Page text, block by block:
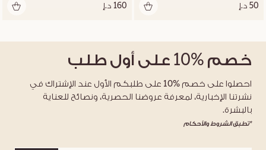
50 د.إ 160 د.إ
خصم %10 على أول طلب
احصلوا على خصم %10 على طلبكم الأول عند الإشتراك في
نشرتنا الإخبارية، لمعرفة عروضنا الحصرية، ونصائح للعناية
بالبشرة.
*تطبق الشروط والأحكام